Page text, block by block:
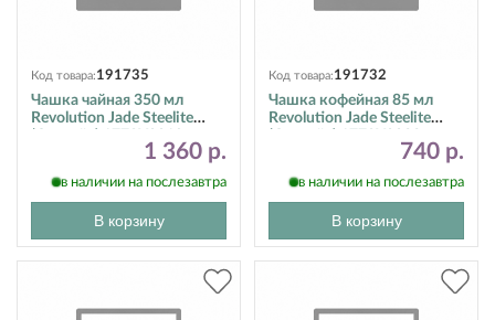
Код товара:191735
Чашка чайная 350 мл
Revolution Jade Steelite
1 360 р.
в наличии на послезавтра
В корзину
Код товара:191732
Чашка кофейная 85 мл
Revolution Jade Steelite
740 р.
в наличии на послезавтра
В корзину